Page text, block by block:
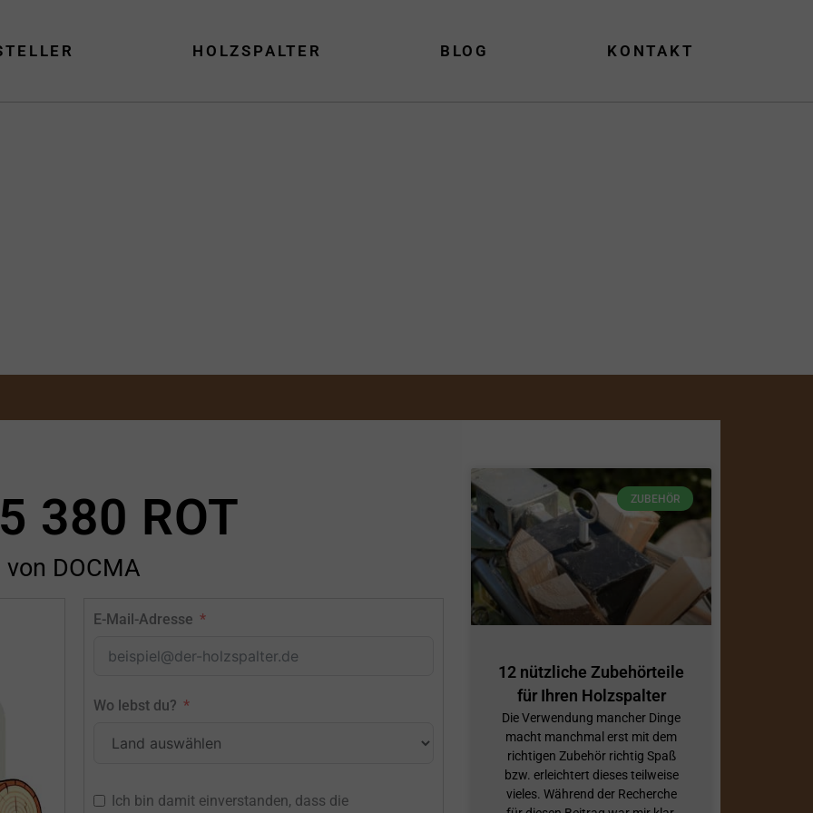
HOLZSPALTER BLOG KONTAKT
380 ROT
von DOCMA
E-Mail-Adresse
Wo lebst du?
Ich bin damit einverstanden, dass die
ZUBEHÖR
12 nützliche Zubehörteile
für Ihren Holzspalter
Die Verwendung mancher Dinge
macht manchmal erst mit dem
richtigen Zubehör richtig Spaß
bzw. erleichtert dieses teilweise
vieles. Während der Recherche